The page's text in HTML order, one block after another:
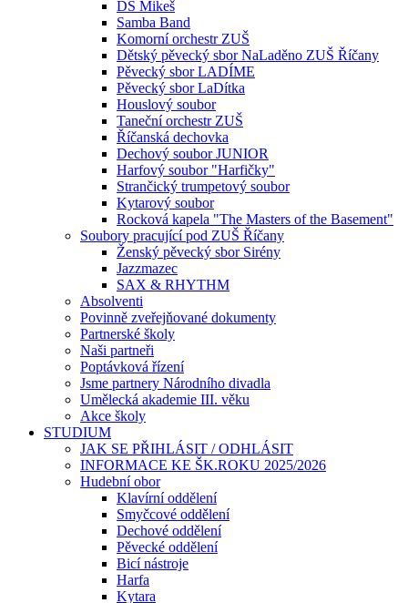
DS Mikeš
Samba Band
Komorní orchestr ZUŠ
Dětský pěvecký sbor NaLaděno ZUŠ Říčany
Pěvecký sbor LADÍME
Pěvecký sbor LaDítka
Houslový soubor
Taneční orchestr ZUŠ
Říčanská dechovka
Dechový soubor JUNIOR
Harfový soubor "Harfičky"
Strančický trumpetový soubor
Kytarový soubor
Rocková kapela "The Masters of the Basement"
Soubory pracující pod ZUŠ Říčany
Ženský pěvecký sbor Sirény
Jazzmazec
SAX & RHYTHM
Absolventi
Povinně zveřejňované dokumenty
Partnerské školy
Naši partneři
Poptávková řízení
Jsme partnery Národního divadla
Umělecká akademie III. věku
Akce školy
STUDIUM
JAK SE PŘIHLÁSIT / ODHLÁSIT
INFORMACE KE ŠK.ROKU 2025/2026
Hudební obor
Klavírní oddělení
Smyčcové oddělení
Dechové oddělení
Pěvecké oddělení
Bicí nástroje
Harfa
Kytara